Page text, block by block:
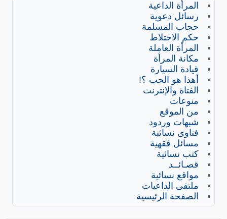
المرأة الداعية
رسائل دعوية
حجاب المسلمة
حكم الاختلاط
المرأة العاملة
مكانة المرأة
قيادة السيارة
أهذا هو الحب ؟!
الفتاة والإنترنت
منوعات
من الموقع
شبهات وردود
فتاوى نسائية
مسائل فقهية
كتب نسائية
قصـائــد
مواقع نسائية
ملتقى الداعيات
الصفحة الرئيسية